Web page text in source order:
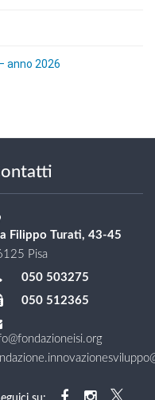
anno 2026
Filippo Turati, 43-45
Pisa
050 503275
050 512365